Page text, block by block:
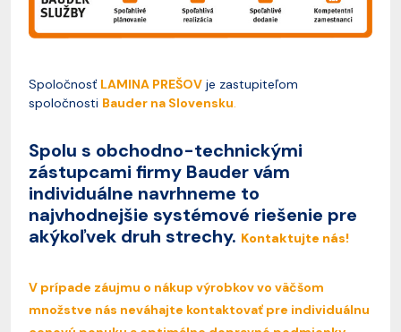
Spoločnosť LAMINA PREŠOV je zastupiteľom
spoločnosti Bauder na Slovensku.
Spolu s obchodno-technickými
zástupcami firmy Bauder vám
individuálne navrhneme to
najvhodnejšie systémové riešenie pre
akýkoľvek druh strechy. Kontaktujte nás!
V prípade záujmu o nákup výrobkov vo väčšom
množstve nás neváhajte kontaktovať pre individuálnu